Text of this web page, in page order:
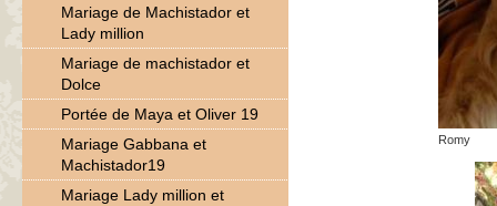
Romy
Mariage de Machistador et
Lady million
Mariage de machistador et
Dolce
Portée de Maya et Oliver 19
Mariage Gabbana et
Machistador19
Mariage Lady million et